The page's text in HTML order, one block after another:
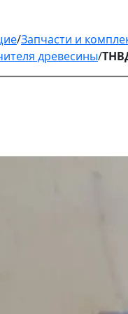
/Запчасти и
древесины/